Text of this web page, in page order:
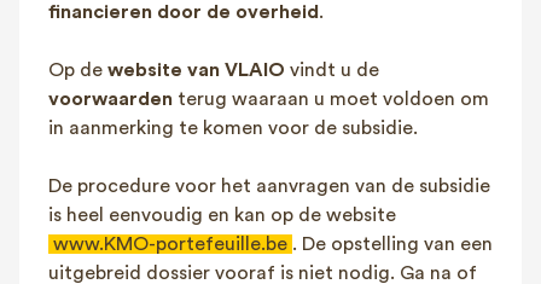
financieren door de overheid.
Op de website van VLAIO vindt u de
voorwaarden terug waaraan u moet voldoen om
in aanmerking te komen voor de subsidie.
De procedure voor het aanvragen van de subsidie
is heel eenvoudig en kan op de website
www.KMO-portefeuille.be . De opstelling van een
uitgebreid dossier vooraf is niet nodig. Ga na of